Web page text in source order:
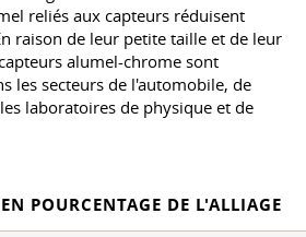
reliés aux capteurs réduisent
raison de leur petite taille et de leur
alumel-chrome sont
les secteurs de l'automobile, de
laboratoires de physique et de
POURCENTAGE DE L'ALLIAGE